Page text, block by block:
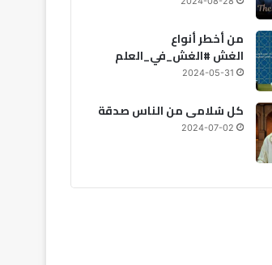
من أخطر أنواع
الغش #الغش_في_العلم
2024-05-31
كل سُلامى من الناس صدقة
2024-07-02